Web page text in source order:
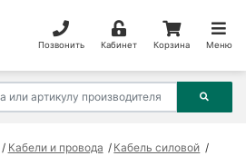
Позвонить Кабинет Корзина Меню
Кабели и провода
Кабель силовой